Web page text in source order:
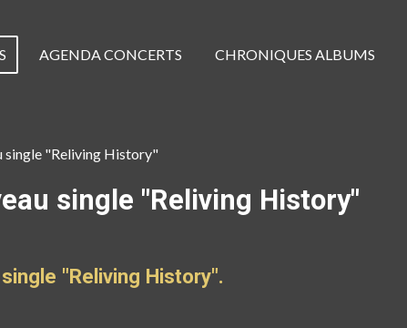
AGENDA CONCERTS CHRONIQUES ALBUMS
single "Reliving History"
single "Reliving History"
"Reliving History".